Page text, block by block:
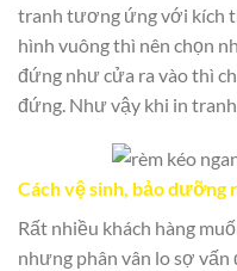
tranh tương ứng với kích
hình vuông thì nên chọn
đứng như cửa ra vào thì
đứng. Như vậy khi in
Cách vệ sinh, bảo dưỡng
Rất nhiều khách hàng
nhưng phân vân lo sợ